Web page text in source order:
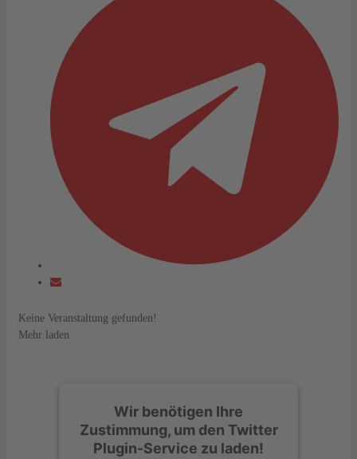
Keine Veranstaltung gefunden!
Mehr laden
Wir benötigen Ihre
Zustimmung, um den Twitter
Plugin-Service zu laden!